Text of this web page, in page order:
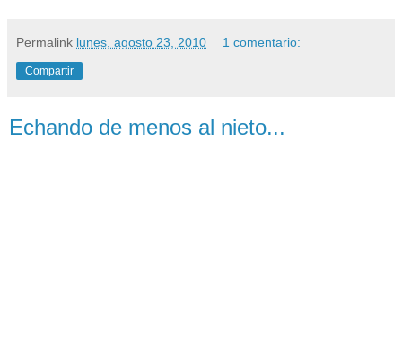
Permalink lunes, agosto 23, 2010 1 comentario:
Compartir
Echando de menos al nieto...